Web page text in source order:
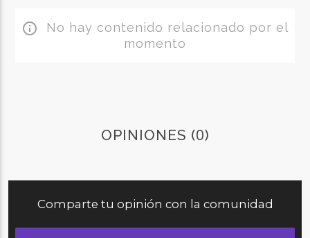
info_outline No hay contenido relacionado por el
momento
OPINIONES (0)
Comparte tu opinión con la comunidad